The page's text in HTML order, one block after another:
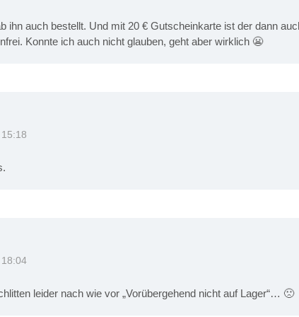
ihn auch bestellt. Und mit 20 € Gutscheinkarte ist der dann
Konnte ich auch nicht glauben, geht aber wirklich 😬
leider nach wie vor „Vorübergehend nicht auf Lager“… 🙁